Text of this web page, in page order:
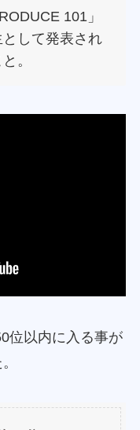
101」
して発表され
。
位以内に入る事が